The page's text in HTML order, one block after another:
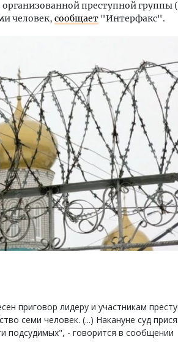
преступной группы
человек, сообщает "Интерфакс".
приговор лидеру и участникам
семи человек. (...) Накануне суд
подсудимых", - говорится в сообщении
с
Ищем новые берега.
«Жилищной
Гатилов — о том, как
оставаться на плаву,
штормит